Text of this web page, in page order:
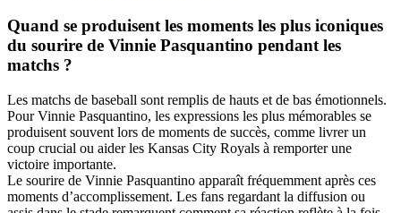
Quand se produisent les moments les plus iconiques
du sourire de Vinnie Pasquantino pendant les
matchs ?
Les matchs de baseball sont remplis de hauts et de bas émotionnels.
Pour Vinnie Pasquantino, les expressions les plus mémorables se
produisent souvent lors de moments de succès, comme livrer un
coup crucial ou aider les Kansas City Royals à remporter une
victoire importante.
Le sourire de Vinnie Pasquantino apparaît fréquemment après ces
moments d’accomplissement. Les fans regardant la diffusion ou